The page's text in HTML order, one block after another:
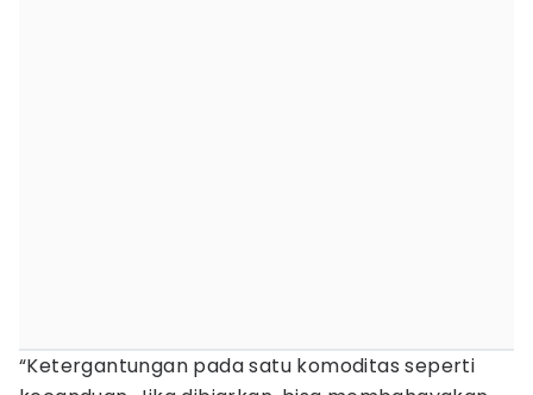
“Ketergantungan pada satu komoditas seperti